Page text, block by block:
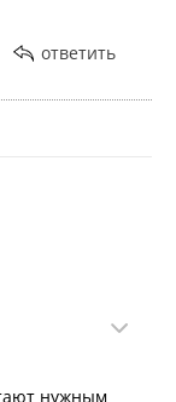
ответить
нужным